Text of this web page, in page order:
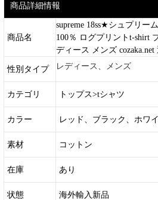
商品詳細情報
商品名
supreme 18ss★シュプリー
100％ ログプリントt-shirt
ディース メンズ cozaka.net
性別タイプ レディース、メンズ
カテゴリ トップス>tシャツ
カラー レッド、ブラック、ホワ
素材 コットン
在庫 あり
状態 海外輸入新品